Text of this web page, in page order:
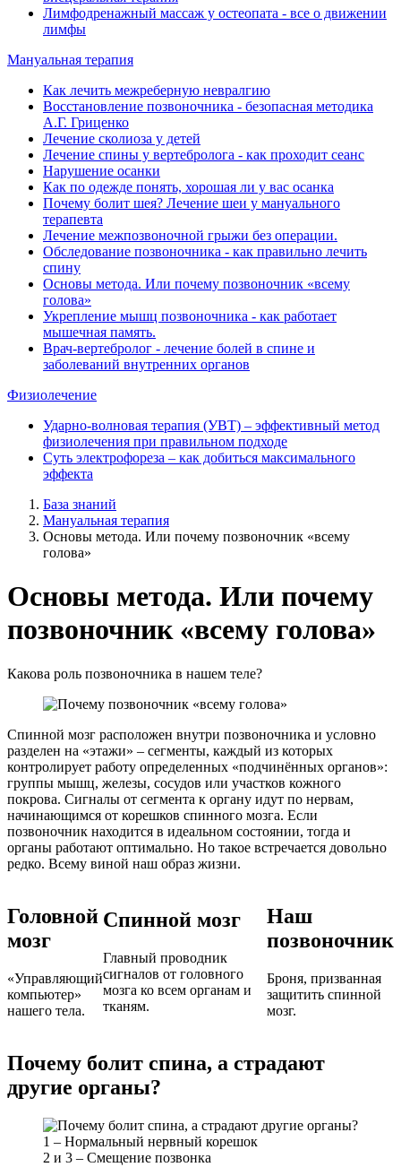
Лимфодренажный массаж у остеопата - все о движении
лимфы
Мануальная терапия
Как лечить межреберную невралгию
Восстановление позвоночника - безопасная методика
А.Г. Гриценко
Лечение сколиоза у детей
Лечение спины у вертебролога - как проходит сеанс
Нарушение осанки
Как по одежде понять, хорошая ли у вас осанка
Почему болит шея? Лечение шеи у мануального
терапевта
Лечение межпозвоночной грыжи без операции.
Обследование позвоночника - как правильно лечить
спину
Основы метода. Или почему позвоночник «всему
голова»
Укрепление мышц позвоночника - как работает
мышечная память.
Врач-вертебролог - лечение болей в спине и
заболеваний внутренних органов
Физиолечение
Ударно-волновая терапия (УВТ) ‒ эффективный метод
физиолечения при правильном подходе
Суть электрофореза ‒ как добиться максимального
эффекта
База знаний
Мануальная терапия
Основы метода. Или почему позвоночник «всему
голова»
Основы метода. Или почему
позвоночник «всему голова»
Какова роль позвоночника в нашем теле?
Спинной мозг расположен внутри позвоночника и условно
разделен на «этажи» – сегменты, каждый из которых
контролирует работу определенных «подчинённых органов»:
группы мышц, железы, сосудов или участков кожного
покрова. Сигналы от сегмента к органу идут по нервам,
начинающимся от корешков спинного мозга. Если
позвоночник находится в идеальном состоянии, тогда и
органы работают оптимально. Но такое встречается довольно
редко. Всему виной наш образ жизни.
Головной
мозг
«Управляющий
компьютер»
нашего тела.
Спинной мозг
Главный проводник
сигналов от головного
мозга ко всем органам и
тканям.
Наш
позвоночник
Броня, призванная
защитить спинной
мозг.
Почему болит спина, а страдают
другие органы?
1 – Нормальный нервный корешок
2 и 3 – Смещение позвонка